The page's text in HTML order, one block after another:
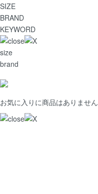
SIZE
BRAND
KEYWORD
size
brand
お気に入りに商品はありません